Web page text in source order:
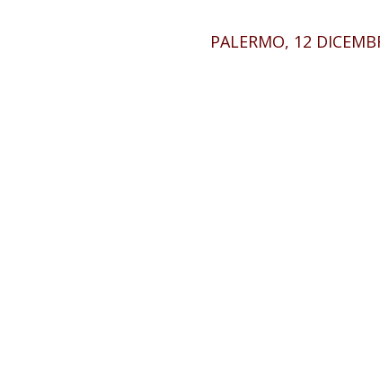
PALERMO, 12